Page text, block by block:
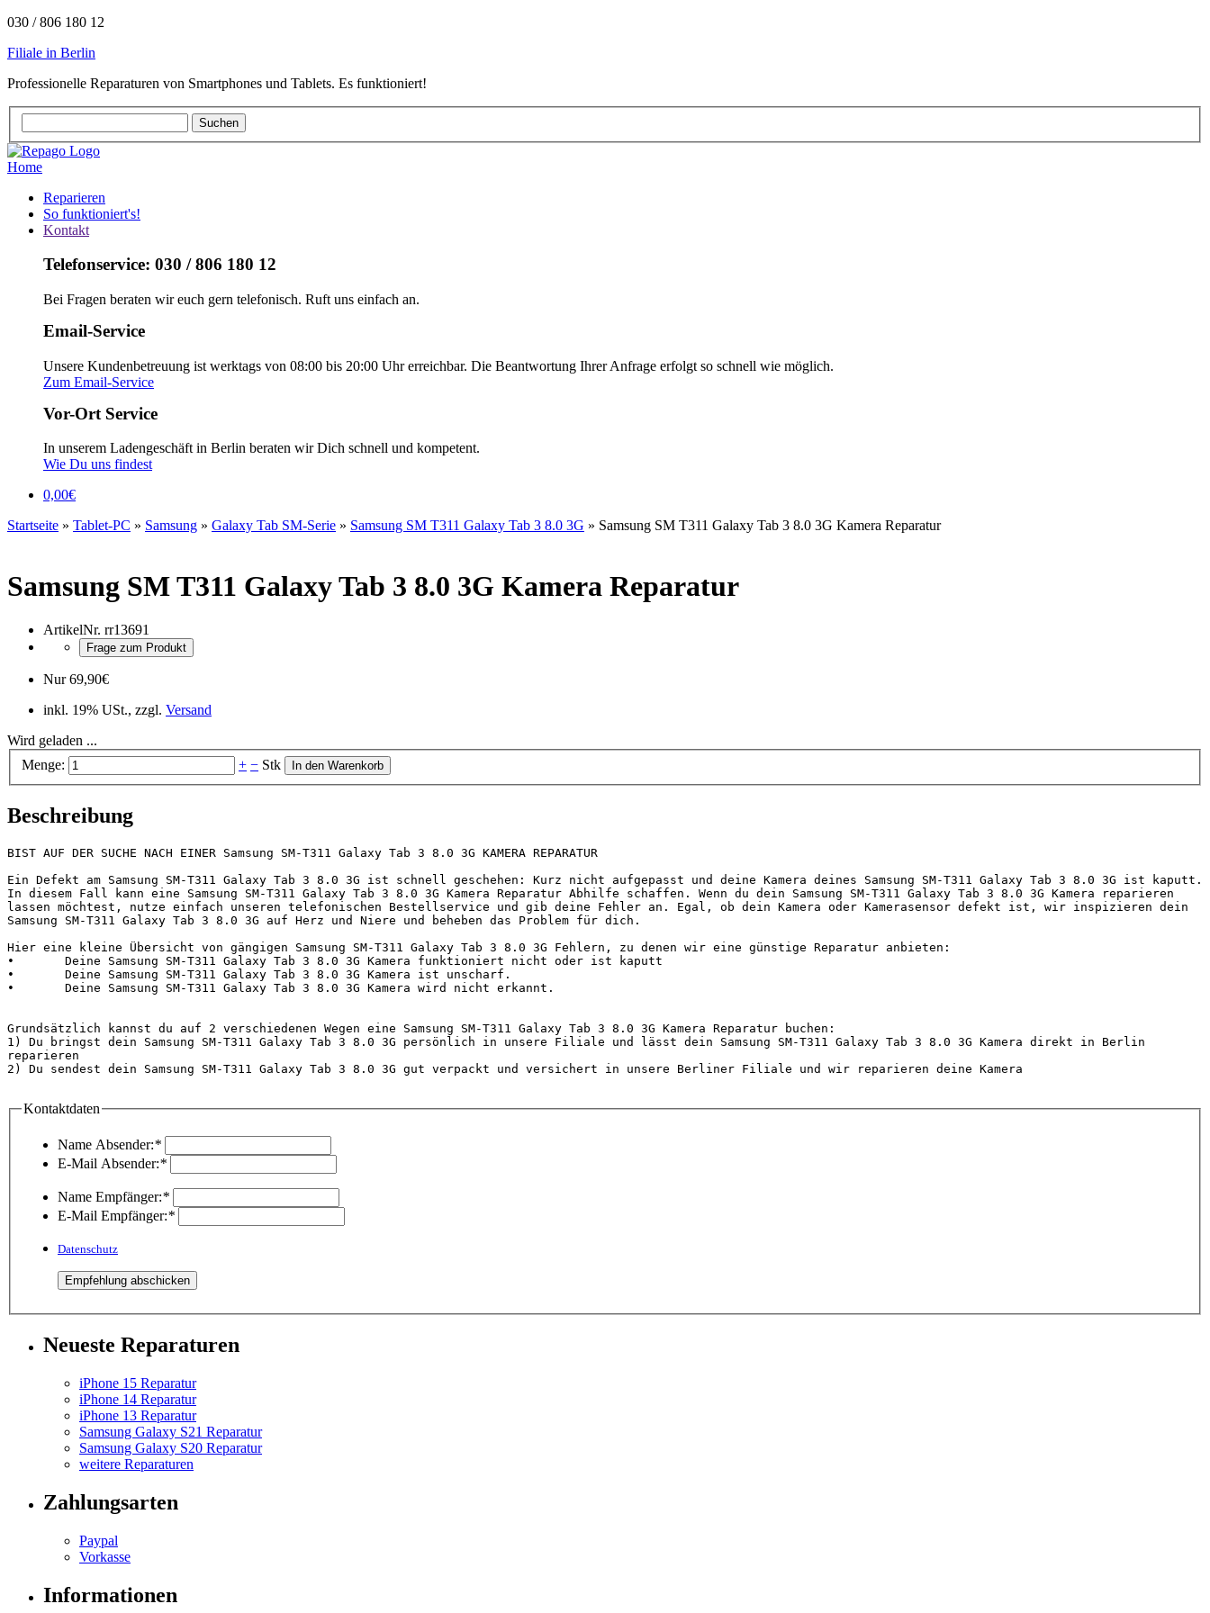
030 / 806 180 12
Filiale in Berlin
Professionelle Reparaturen von Smartphones und Tablets. Es funktioniert!
Home
Reparieren
So funktioniert's!
Kontakt
Telefonservice: 030 / 806 180 12
Bei Fragen beraten wir euch gern telefonisch. Ruft uns einfach an.
Email-Service
Unsere Kundenbetreuung ist werktags von 08:00 bis 20:00 Uhr erreichbar. Die Beantwortung Ihrer Anfrage erfolgt so schnell wie möglich.
Zum Email-Service
Vor-Ort Service
In unserem Ladengeschäft in Berlin beraten wir Dich schnell und kompetent.
Wie Du uns findest
0,00€
Startseite » Tablet-PC » Samsung » Galaxy Tab SM-Serie » Samsung SM T311 Galaxy Tab 3 8.0 3G » Samsung SM T311 Galaxy Tab 3 8.0 3G Kamera Reparatur
Samsung SM T311 Galaxy Tab 3 8.0 3G Kamera Reparatur
ArtikelNr. rr13691
Frage zum Produkt
Nur69,90€
inkl. 19% USt., zzgl. Versand
Wird geladen ...
Menge:
+ − Stk In den Warenkorb
Beschreibung
BIST AUF DER SUCHE NACH EINER Samsung SM-T311 Galaxy Tab 3 8.0 3G KAMERA REPARATUR
Ein Defekt am Samsung SM-T311 Galaxy Tab 3 8.0 3G ist schnell geschehen: Kurz nicht aufgepasst und deine Kamera deines Samsung SM-T311 Galaxy Tab 3 8.0 3G ist kaputt.
In diesem Fall kann eine Samsung SM-T311 Galaxy Tab 3 8.0 3G Kamera Reparatur Abhilfe schaffen. Wenn du dein Samsung SM-T311 Galaxy Tab 3 8.0 3G Kamera reparieren
lassen möchtest, nutze einfach unseren telefonischen Bestellservice und gib deine Fehler an. Egal, ob dein Kamera oder Kamerasensor defekt ist, wir inspizieren dein
Samsung SM-T311 Galaxy Tab 3 8.0 3G auf Herz und Niere und beheben das Problem für dich.
Hier eine kleine Übersicht von gängigen Samsung SM-T311 Galaxy Tab 3 8.0 3G Fehlern, zu denen wir eine günstige Reparatur anbieten:
•	Deine Samsung SM-T311 Galaxy Tab 3 8.0 3G Kamera funktioniert nicht oder ist kaputt
•	Deine Samsung SM-T311 Galaxy Tab 3 8.0 3G Kamera ist unscharf.
•	Deine Samsung SM-T311 Galaxy Tab 3 8.0 3G Kamera wird nicht erkannt.
Grundsätzlich kannst du auf 2 verschiedenen Wegen eine Samsung SM-T311 Galaxy Tab 3 8.0 3G Kamera Reparatur buchen:
1) Du bringst dein Samsung SM-T311 Galaxy Tab 3 8.0 3G persönlich in unsere Filiale und lässt dein Samsung SM-T311 Galaxy Tab 3 8.0 3G Kamera direkt in Berlin
reparieren
2) Du sendest dein Samsung SM-T311 Galaxy Tab 3 8.0 3G gut verpackt und versichert in unsere Berliner Filiale und wir reparieren deine Kamera
Kontaktdaten
Name Absender:*
E-Mail Absender:*
Name Empfänger:*
E-Mail Empfänger:*
Datenschutz
Neueste Reparaturen
iPhone 15 Reparatur
iPhone 14 Reparatur
iPhone 13 Reparatur
Samsung Galaxy S21 Reparatur
Samsung Galaxy S20 Reparatur
weitere Reparaturen
Zahlungsarten
Paypal
Vorkasse
Informationen